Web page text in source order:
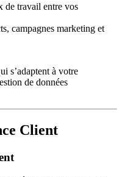
de travail entre vos
campagnes marketing et
s’adaptent à votre
de données
Client